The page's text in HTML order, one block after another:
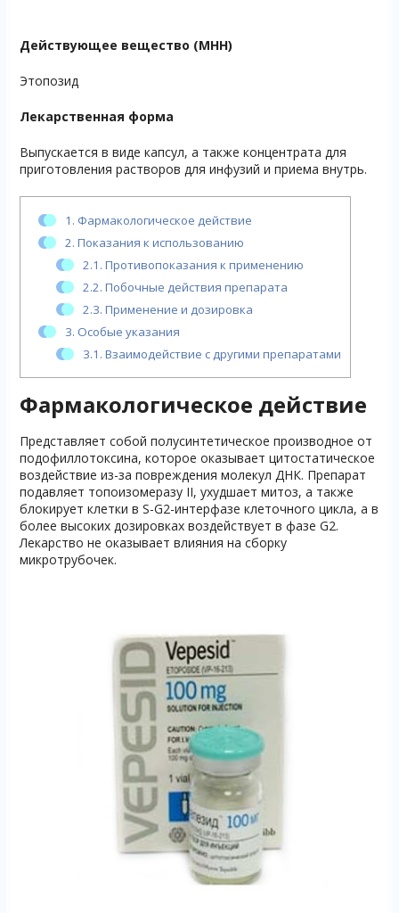
Действующее вещество (МНН)
Этопозид
Лекарственная форма
Выпускается в виде капсул, а также концентрата для
приготовления растворов для инфузий и приема внутрь.
1. Фармакологическое действие
2. Показания к использованию
2.1. Противопоказания к применению
2.2. Побочные действия препарата
2.3. Применение и дозировка
3. Особые указания
3.1. Взаимодействие с другими препаратами
Фармакологическое действие
Представляет собой полусинтетическое производное от
подофиллотоксина, которое оказывает цитостатическое
воздействие из-за повреждения молекул ДНК. Препарат
подавляет топоизомеразу II, ухудшает митоз, а также
блокирует клетки в S-G2-интерфазе клеточного цикла, а в
более высоких дозировках воздействует в фазе G2.
Лекарство не оказывает влияния на сборку
микротрубочек.